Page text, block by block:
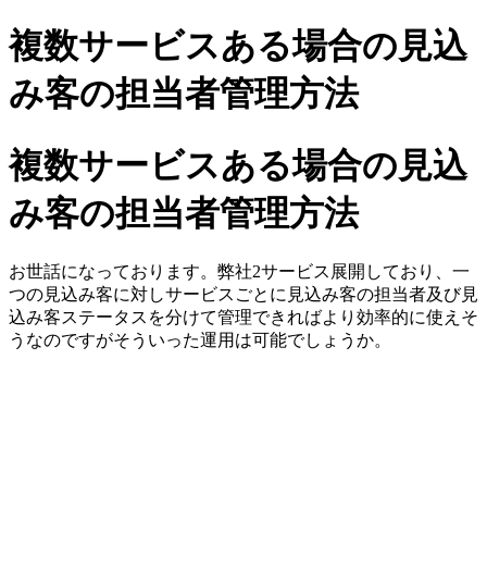
複数サービスある場合の見込
み客の担当者管理方法
複数サービスある場合の見込
み客の担当者管理方法
お世話になっております。弊社2サービス展開しており、一
つの見込み客に対しサービスごとに見込み客の担当者及び見
込み客ステータスを分けて管理できればより効率的に使えそ
うなのですがそういった運用は可能でしょうか。